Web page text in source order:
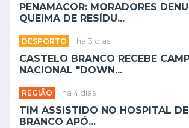
PENAMACOR: MORADORES
QUEIMA DE RESÍDU...
DESPORTO há 3 dias
CASTELO BRANCO RECEBE
NACIONAL "DOWN...
REGIÃO há 4 dias
TIM ASSISTIDO NO HOSPITAL
BRANCO APÓ...